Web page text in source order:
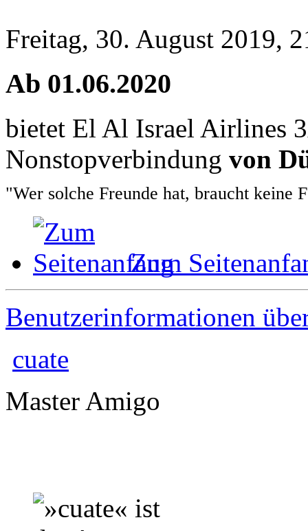
Freitag, 30. August 2019,
Ab 01.06.2020
bietet El Al Israel Airlines
Nonstopverbindung von
"Wer solche Freunde hat, braucht keine
Zum
Benutzerinformationen
cuate
Master Amigo